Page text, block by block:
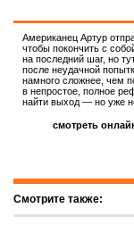
Американец Артур
чтобы покончить с
на последний шаг, но
после неудачной
намного сложнее, чем
в непростое, полное
найти выход — но уже
смотреть
Смотрите также: